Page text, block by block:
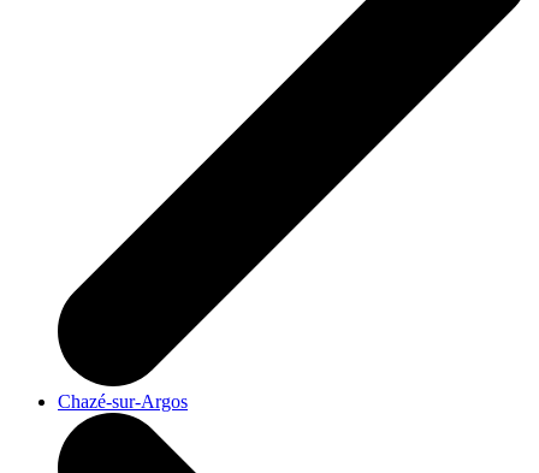
Chazé-sur-Argos